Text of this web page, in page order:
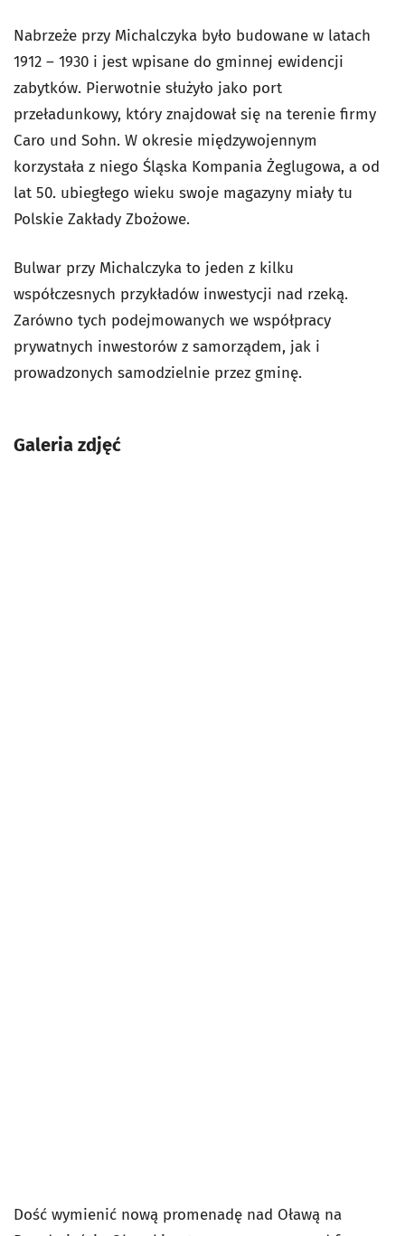
Nabrzeże przy Michalczyka było budowane w latach
1912 – 1930 i jest wpisane do gminnej ewidencji
zabytków. Pierwotnie służyło jako port
przeładunkowy, który znajdował się na terenie firmy
Caro und Sohn. W okresie międzywojennym
korzystała z niego Śląska Kompania Żeglugowa, a od
lat 50. ubiegłego wieku swoje magazyny miały tu
Polskie Zakłady Zbożowe.
Bulwar przy Michalczyka to jeden z kilku
współczesnych przykładów inwestycji nad rzeką.
Zarówno tych podejmowanych we współpracy
prywatnych inwestorów z samorządem, jak i
prowadzonych samodzielnie przez gminę.
Galeria zdjęć
Dość wymienić nową promenadę nad Oławą na